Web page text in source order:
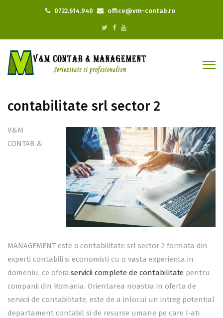
0722.614.940 office@vm-contab.ro
contabilitate srl sector 2
V&M
CONTAB &
MANAGEMENT este o contabilitate srl sector 2 formata din
experti contabili si economisti cu o vasta experienta in
domeniu, ce oferaservicii complete de contabilitate pentru
companii din Romania. Orientarea noastra in oferta de
servicii de contabilitate, este de a inlocui un intreg potential
departament contabil si de resurse umane pe care l-ati